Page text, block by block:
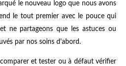
le nouveau logo que nous avons
le tout premier avec le pouce qui
ne partageons que les astuces ou
par nos soins d'abord.
et tester ou à défaut vérifier